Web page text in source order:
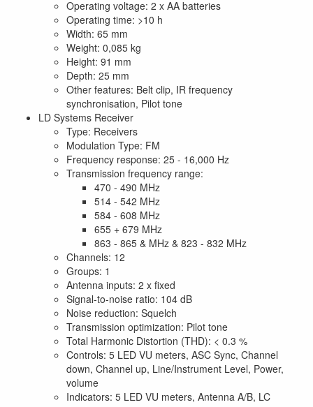
Operating voltage: 2 x AA batteries
Operating time: >10 h
Width: 65 mm
Weight: 0,085 kg
Height: 91 mm
Depth: 25 mm
Other features: Belt clip, IR frequency
synchronisation, Pilot tone
LD Systems Receiver
Type: Receivers
Modulation Type: FM
Frequency response: 25 - 16,000 Hz
Transmission frequency range:
470 - 490 MHz
514 - 542 MHz
584 - 608 MHz
655 + 679 MHz
863 - 865 & MHz & 823 - 832 MHz
Channels: 12
Groups: 1
Antenna inputs: 2 x fixed
Signal-to-noise ratio: 104 dB
Noise reduction: Squelch
Transmission optimization: Pilot tone
Total Harmonic Distortion (THD): < 0.3 %
Controls: 5 LED VU meters, ASC Sync, Channel
down, Channel up, Line/Instrument Level, Power,
volume
Indicators: 5 LED VU meters, Antenna A/B, LC